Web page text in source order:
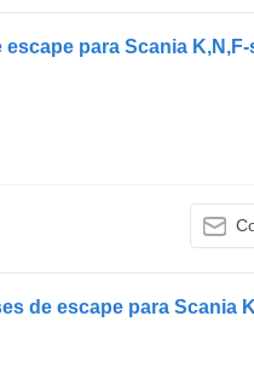
para Scania